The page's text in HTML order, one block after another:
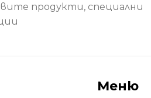
продукти, специални
Меню